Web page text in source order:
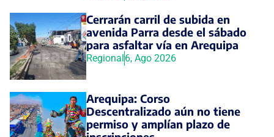
Cerrarán carril de subida en
avenida Parra desde el sábado
para asfaltar vía en Arequipa
Regional6, Ago 2026
Arequipa: Corso
Descentralizado aún no tiene
permiso y amplían plazo de